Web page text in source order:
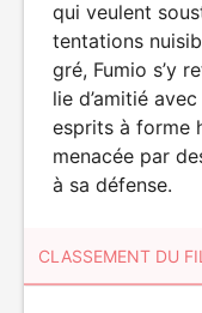
qui veulent
tentations
gré, Fumio s’y
lie d’amitié
esprits à forme
menacée par
à sa défense.
CLASSEMENT DU